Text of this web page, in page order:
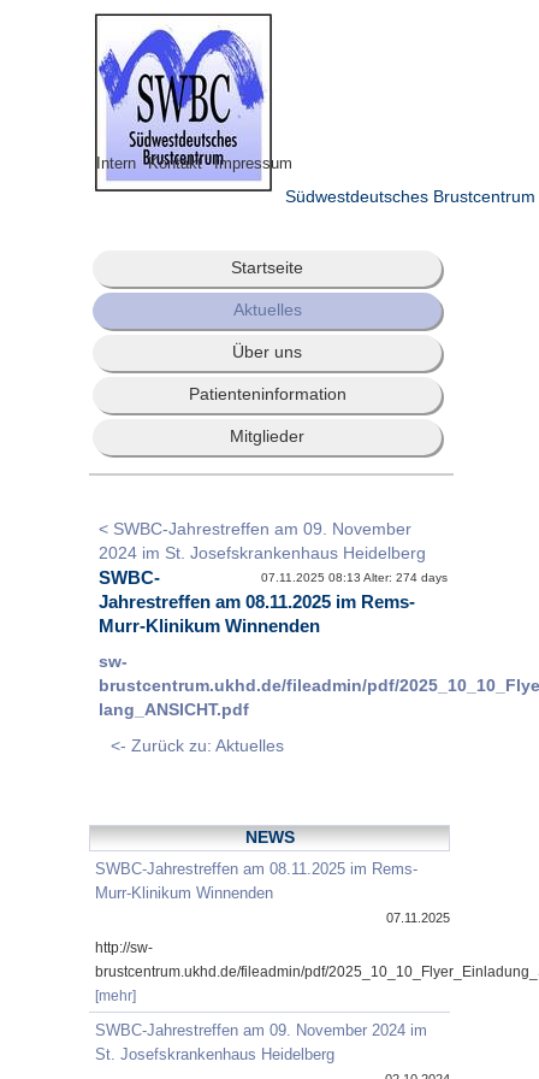
Intern Kontakt Impressum
Südwestdeutsches Brustcentrum
Startseite
Aktuelles
Über uns
Patienteninformation
Mitglieder
< SWBC-Jahrestreffen am 09. November
2024 im St. Josefskrankenhaus Heidelberg
07.11.2025 08:13 Alter: 274 days
SWBC-
Jahrestreffen am 08.11.2025 im Rems-
Murr-Klinikum Winnenden
sw-
brustcentrum.ukhd.de/fileadmin/pdf/
lang_ANSICHT.pdf
<- Zurück zu: Aktuelles
NEWS
SWBC-Jahrestreffen am 08.11.2025 im Rems-
Murr-Klinikum Winnenden
07.11.2025
http://sw-
brustcentrum.ukhd.de/fileadmin/pdf/
[mehr]
SWBC-Jahrestreffen am 09. November 2024 im
St. Josefskrankenhaus Heidelberg